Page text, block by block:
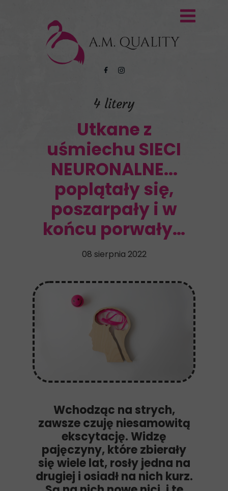
4 litery
08 sierpnia 2022
Utkane z
uśmiechu SIECI
NEURONALNE...
poplątały się,
poszarpały i w
końcu porwały…
Wchodząc na strych,
zawsze czuję niesamowitą
ekscytację. Widzę
pajęczyny, które zbierały
się wiele lat, rosły jedna na
drugiej i osiadł na nich kurz.